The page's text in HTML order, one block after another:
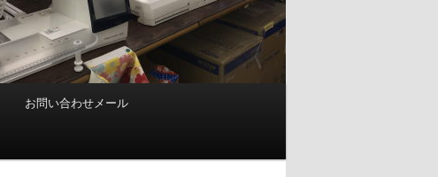
お問い合わせメール